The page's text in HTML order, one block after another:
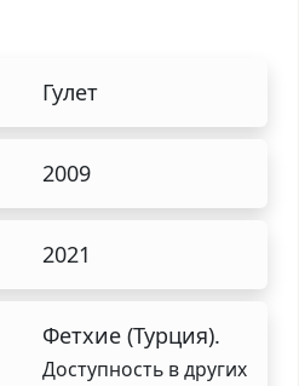
Гулет
2009
2021
Фетхие (Турция).
Доступность в других